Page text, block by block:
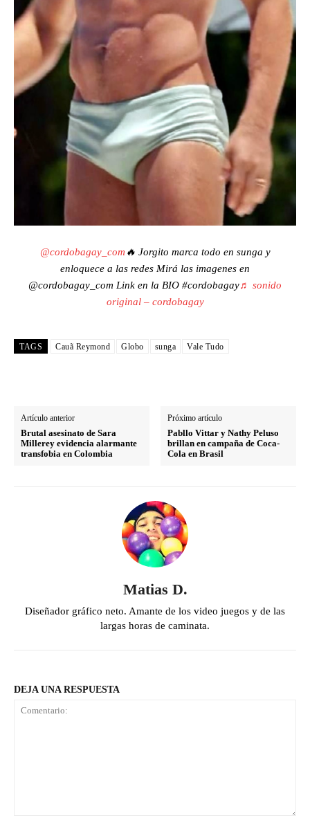
@cordobagay_com 🔥 Jorgito marca todo en sunga y
enloquece a las redes Mirá las imagenes en
@cordobagay_com Link en la BIO #cordobagay♬ sonido
original – cordobagay
TAGS Cauã Reymond Globo sunga Vale Tudo
Artículo anterior
Brutal asesinato de Sara
Millerey evidencia alarmante
transfobia en Colombia​
Próximo artículo
Pabllo Vittar y Nathy Peluso
brillan en campaña de Coca-
Cola en Brasil
Matias D.
Diseñador gráfico neto. Amante de los video juegos y de las
largas horas de caminata.
DEJA UNA RESPUESTA